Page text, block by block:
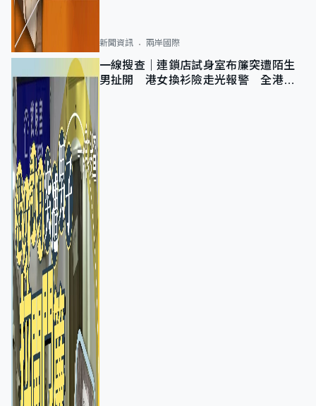
新聞資訊 兩岸國際
一線搜查｜連鎖店試身室布簾突遭陌生
男扯開 港女換衫險走光報警 全港分